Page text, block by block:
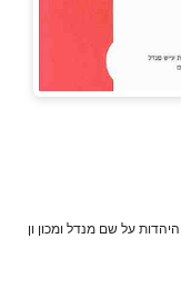
על שם מנדל ומכון ון